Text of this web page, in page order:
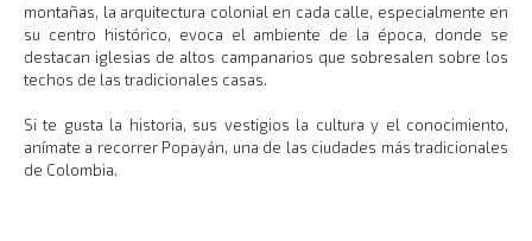
montañas, la arquitectura colonial en cada calle, especialmente en
su centro histórico, evoca el ambiente de la época, donde se
destacan iglesias de altos campanarios que sobresalen sobre los
techos de las tradicionales casas.
Si te gusta la historia, sus vestigios la cultura y el conocimiento,
anímate a recorrer Popayán, una de las ciudades más tradicionales
de Colombia.